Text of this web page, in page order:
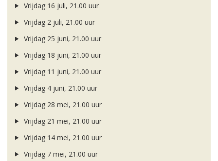
Vrijdag 16 juli, 21.00 uur
Vrijdag 2 juli, 21.00 uur
Vrijdag 25 juni, 21.00 uur
Vrijdag 18 juni, 21.00 uur
Vrijdag 11 juni, 21.00 uur
Vrijdag 4 juni, 21.00 uur
Vrijdag 28 mei, 21.00 uur
Vrijdag 21 mei, 21.00 uur
Vrijdag 14 mei, 21.00 uur
Vrijdag 7 mei, 21.00 uur